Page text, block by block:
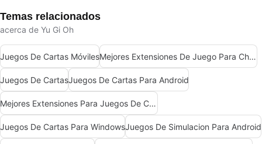
Temas relacionados
acerca de Yu Gi Oh
Juegos De Cartas Móviles Mejores Extensiones De Juego Para Chrome
Juegos De CartasJuegos De Cartas Para Android
Mejores Extensiones Para Juegos De Chrome
Juegos De Cartas Para WindowsJuegos De Simulacion Para Android